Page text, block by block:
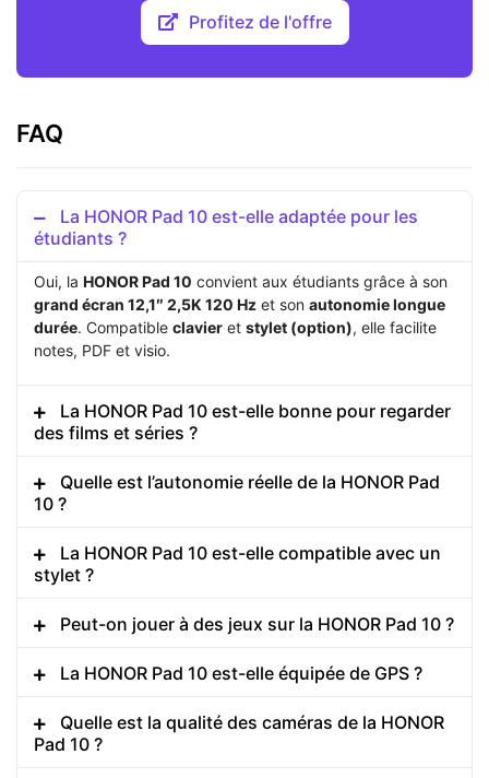
Profitez de l'offre
FAQ
La HONOR Pad 10 est-elle adaptée pour les
étudiants ?
Oui, la HONOR Pad 10 convient aux étudiants grâce à son
grand écran 12,1″ 2,5K 120 Hz et son autonomie longue
durée. Compatible clavier et stylet (option), elle facilite
notes, PDF et visio.
La HONOR Pad 10 est-elle bonne pour regarder
des films et séries ?
Quelle est l’autonomie réelle de la HONOR Pad
10 ?
La HONOR Pad 10 est-elle compatible avec un
stylet ?
Peut-on jouer à des jeux sur la HONOR Pad 10 ?
La HONOR Pad 10 est-elle équipée de GPS ?
Quelle est la qualité des caméras de la HONOR
Pad 10 ?